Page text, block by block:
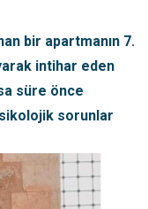
bir apartmanın 7.
intihar eden
süre önce
sorunlar